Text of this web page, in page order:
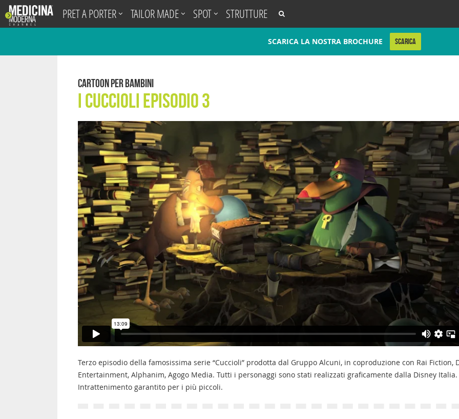
PRET A PORTER TAILOR MADE SPOT STRUTTURE
SCARICA LA NOSTRA BROCHURE SCARICA
Cartoon per Bambini
I Cuccioli episodio 3
Terzo episodio della famosissima serie “Cuccioli” prodotta dal Gruppo Alcuni, in coproduzione con Rai Fiction,
Entertainment, Alphanim, Agogo Media. Tutti i personaggi sono stati realizzati graficamente dalla Disney Italia.
Intrattenimento garantito per i più piccoli.